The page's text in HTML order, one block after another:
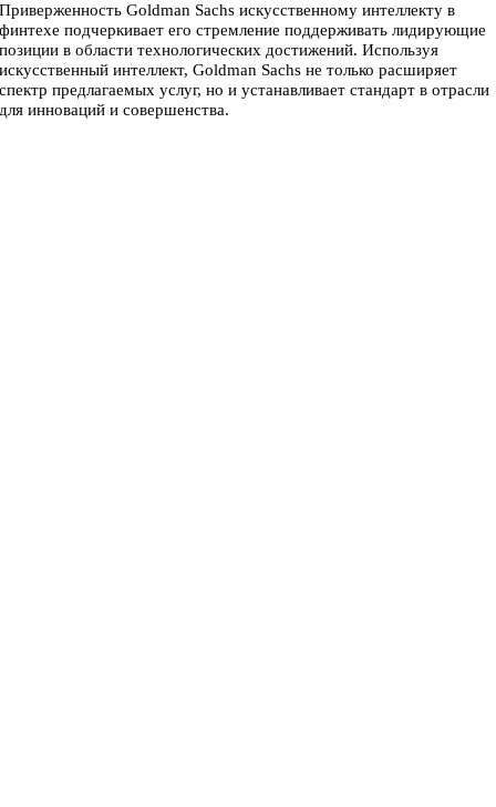
Приверженность Goldman Sachs искусственному интеллекту в
финтехе подчеркивает его стремление поддерживать лидирующие
позиции в области технологических достижений. Используя
искусственный интеллект, Goldman Sachs не только расширяет
спектр предлагаемых услуг, но и устанавливает стандарт в отрасли
для инноваций и совершенства.